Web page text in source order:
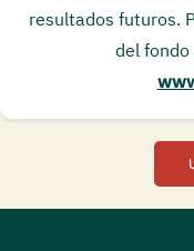
resultados futuros.
del